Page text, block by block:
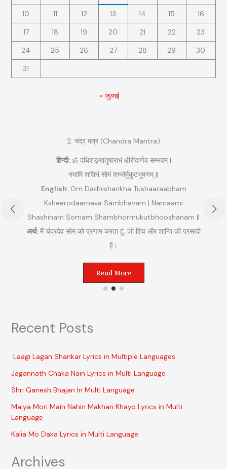
10 11 12 13 14 15
16
17
18 19 20 21 22
23
24
25 26 27 28 29
30
31
« जुलाई
2. चंद्र मंत्र (Chandra Mantra)
हिन्दी:ॐ दधिशङ्खतुषाराभं क्षीरोदार्णव सम्भवम् |
नमामि शशिनं सोमं शम्भोर्मुकुटभूषणम् ||
English:Om Dadhishankha Tushaaraabham
Ksheerodaarnava Sambhavam | Namaami
Shashinam Somam Shambhormukutbhooshanam ||
अर्थ:मैं चंद्रदेव सोम को प्रणाम करता हूं, जो शिव और शान्ति की प्रसादी
है।
Read More
Recent Posts
Laagi Lagan Shankar Lyrics in Multiple Languages
Jagannath Chaka Nain Lyrics in Multi Language
Shri Ganesh Bhajan In Multi Language
Maiya Mori Main Nahin Makhan Khayo Lyrics in Multi
Language
Kalia Mo Daka Lyrics in Multi Language
Archives